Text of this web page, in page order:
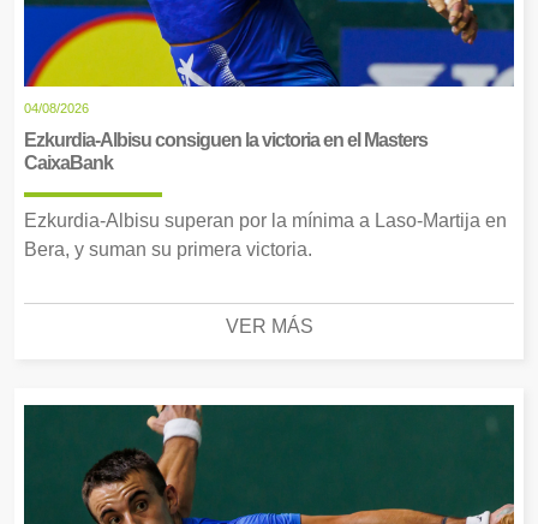
04/08/2026
Ezkurdia-Albisu consiguen la victoria en el Masters
CaixaBank
Ezkurdia-Albisu superan por la mínima a Laso-Martija en
Bera, y suman su primera victoria.
VER MÁS